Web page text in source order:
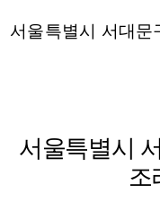
서울특별시 서대문
서울특별시
조